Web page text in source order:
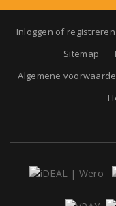
Inloggen of registreren
Sitemap
Algemene